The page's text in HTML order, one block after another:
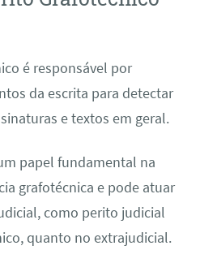
é responsável por
da escrita para detectar
e textos em geral.
papel fundamental na
grafotécnica e pode atuar
como perito judicial
quanto no extrajudicial.